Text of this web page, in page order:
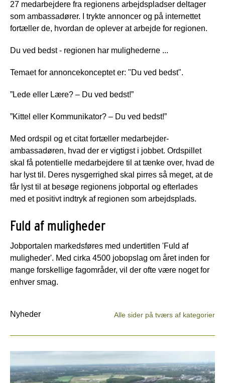
27 medarbejdere fra regionens arbejdspladser deltager
som ambassadører. I trykte annoncer og på internettet
fortæller de, hvordan de oplever at arbejde for regionen.
Du ved bedst - regionen har mulighederne ...
Temaet for annoncekonceptet er: "Du ved bedst".
”Lede eller Lære? – Du ved bedst!”
”Kittel eller Kommunikator? – Du ved bedst!”
Med ordspil og et citat fortæller medarbejder-
ambassadøren, hvad der er vigtigst i jobbet. Ordspillet
skal få potentielle medarbejdere til at tænke over, hvad de
har lyst til. Deres nysgerrighed skal pirres så meget, at de
får lyst til at besøge regionens jobportal og efterlades
med et positivt indtryk af regionen som arbejdsplads.
Fuld af muligheder
Jobportalen markedsføres med undertitlen 'Fuld af
muligheder'. Med cirka 4500 jobopslag om året inden for
mange forskellige fagområder, vil der ofte være noget for
enhver smag.
Nyheder Alle sider på tværs af kategorier